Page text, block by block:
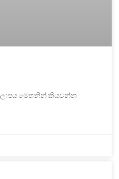
මෙතනින් කියවන්න